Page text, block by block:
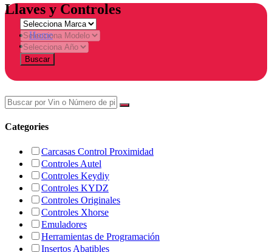
Llaves y Controles
Home
Tienda
Buscar
Categories
Carcasas Control Proximidad
Controles Autel
Controles Keydiy
Controles KYDZ
Controles Originales
Controles Xhorse
Emuladores
Herramientas de Programación
Insertos Abatibles